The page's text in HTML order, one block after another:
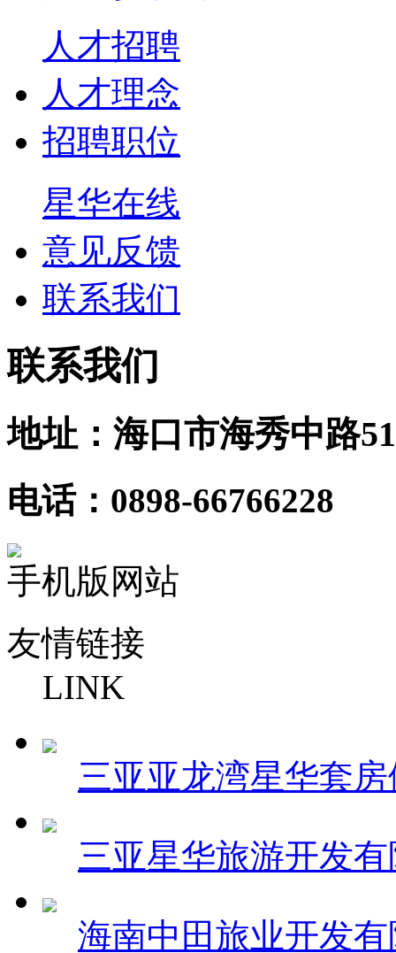
人才招聘
人才理念
招聘职位
星华在线
意见反馈
联系我们
联系我们
地址：海口市海秀中路
电话：0898-66766228
手机版网站
友情链接
LINK
三亚亚龙湾星华套
三亚星华旅游开发
海南中田旅业开发